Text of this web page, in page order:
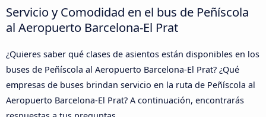
Servicio y Comodidad en el bus de Peñíscola
al Aeropuerto Barcelona-El Prat
¿Quieres saber qué clases de asientos están disponibles en los
buses de Peñíscola al Aeropuerto Barcelona-El Prat? ¿Qué
empresas de buses brindan servicio en la ruta de Peñíscola al
Aeropuerto Barcelona-El Prat? A continuación, encontrarás